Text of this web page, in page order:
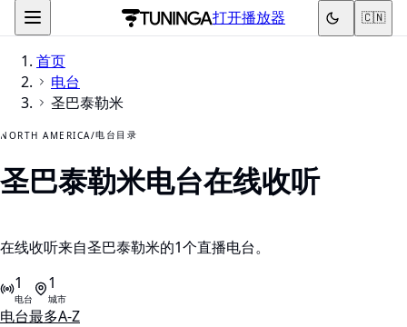
打开播放器 🇨🇳
首页
电台
圣巴泰勒米
NORTH AMERICA/电台目录
圣巴泰勒米电台在线收听
在线收听来自圣巴泰勒米的1个直播电台。
1
电台
1
城市
电台最多A-Z